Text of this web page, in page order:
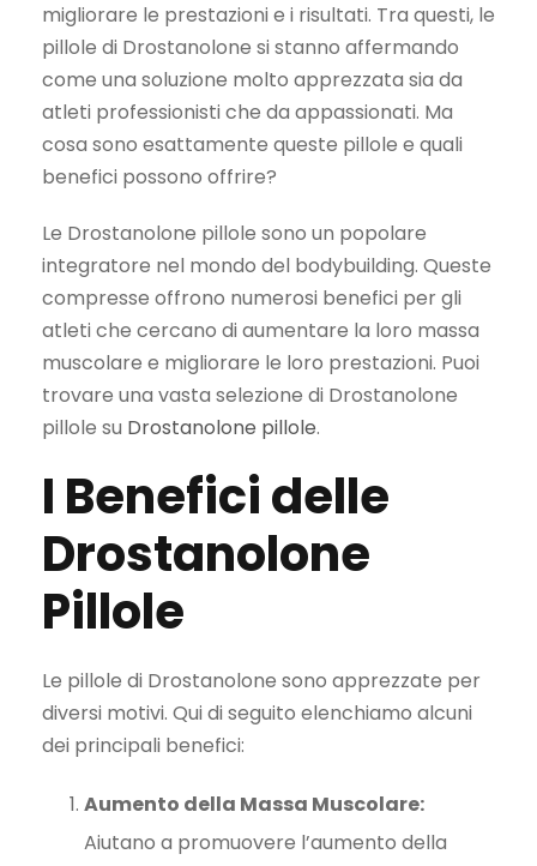
migliorare le prestazioni e i risultati. Tra questi, le
pillole di Drostanolone si stanno affermando
come una soluzione molto apprezzata sia da
atleti professionisti che da appassionati. Ma
cosa sono esattamente queste pillole e quali
benefici possono offrire?
Le Drostanolone pillole sono un popolare
integratore nel mondo del bodybuilding. Queste
compresse offrono numerosi benefici per gli
atleti che cercano di aumentare la loro massa
muscolare e migliorare le loro prestazioni. Puoi
trovare una vasta selezione di Drostanolone
pillole su Drostanolone pillole.
I Benefici delle
Drostanolone
Pillole
Le pillole di Drostanolone sono apprezzate per
diversi motivi. Qui di seguito elenchiamo alcuni
dei principali benefici:
Aumento della Massa Muscolare:
Aiutano a promuovere l’aumento della